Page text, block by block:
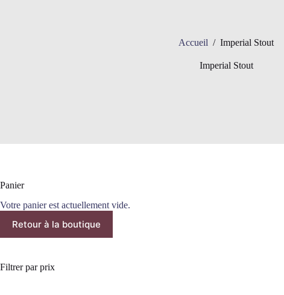
Accueil / Imperial Stout
Imperial Stout
Panier
Votre panier est actuellement vide.
Retour à la boutique
Filtrer par prix